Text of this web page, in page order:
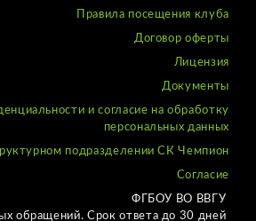
Правила посещения клуба
Договор оферты
Лицензия
Документы
и согласие на обработку
персональных данных
подразделении СК Чемпион
Согласие
ФГБОУ ВО ВВГУ
обращений. Срок ответа до 30 дней